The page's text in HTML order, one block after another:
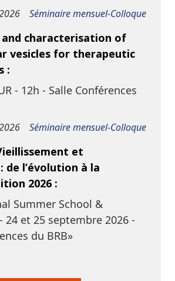
Séminaire mensuel-Colloque
characterisation of
vesicles for therapeutic
:
- 12h - Salle Conférences
Séminaire mensuel-Colloque
et
de l’évolution à la
2026 :
Summer School &
24 et 25 septembre 2026 -
du BRB»